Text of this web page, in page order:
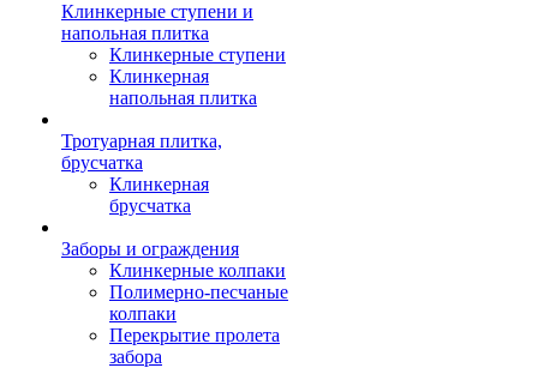
Клинкерные ступени и
напольная плитка
Клинкерные ступени
Клинкерная
напольная плитка
Тротуарная плитка,
брусчатка
Клинкерная
брусчатка
Заборы и ограждения
Клинкерные колпаки
Полимерно-песчаные
колпаки
Перекрытие пролета
забора